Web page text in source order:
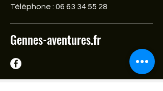
Téléphone : 06 63 34 55 28
Gennes-aventures.fr